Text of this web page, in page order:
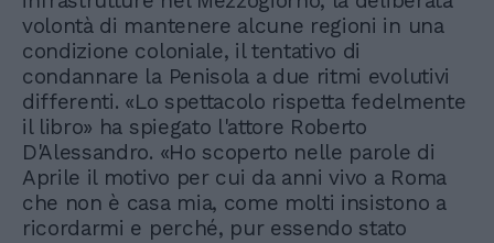
volontà di mantenere alcune regioni in una
condizione coloniale, il tentativo di
condannare la Penisola a due ritmi evolutivi
differenti. «Lo spettacolo rispetta fedelmente
il libro» ha spiegato l'attore Roberto
D'Alessandro. «Ho scoperto nelle parole di
Aprile il motivo per cui da anni vivo a Roma
che non è casa mia, come molti insistono a
ricordarmi e perché, pur essendo stato